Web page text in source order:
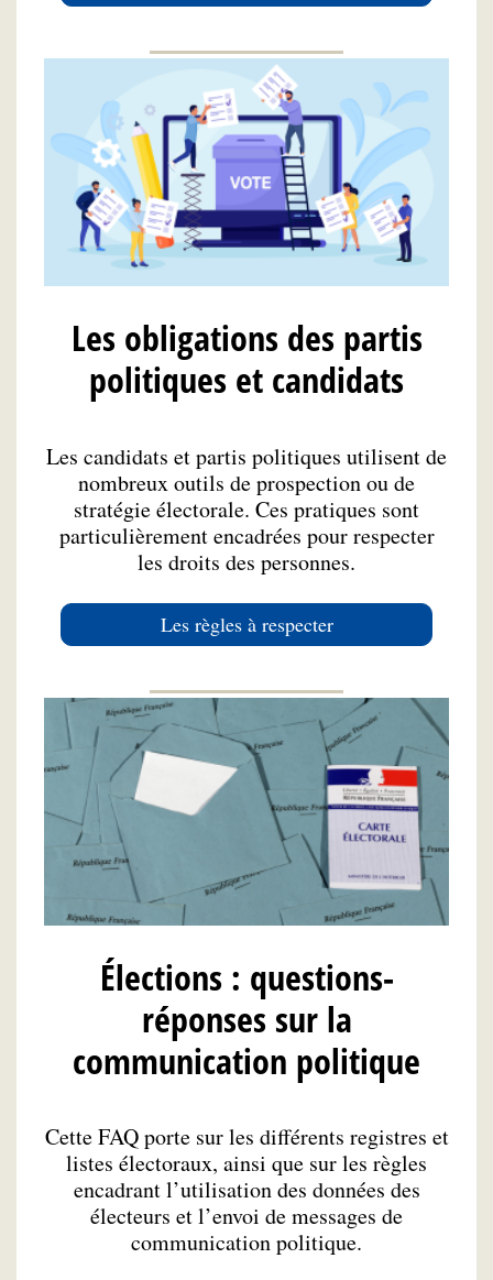
Les obligations des partis
politiques et candidats
Les candidats et partis politiques utilisent de
nombreux outils de prospection ou de
stratégie électorale. Ces pratiques sont
particulièrement encadrées pour respecter
les droits des personnes.
Les règles à respecter
Élections : questions-
réponses sur la
communication politique
Cette FAQ porte sur les différents registres et
listes électoraux, ainsi que sur les règles
encadrant l’utilisation des données des
électeurs et l’envoi de messages de
communication politique.